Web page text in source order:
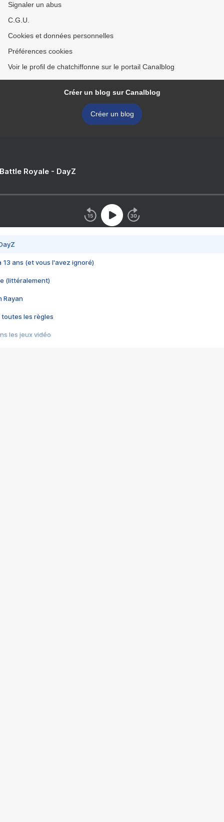
Signaler un abus
C.G.U.
Cookies et données personnelles
Préférences cookies
Voir le profil de chatchiffonne sur le portail Canalblog
Créer un blog sur Canalblog
Créer un blog
Royale - DayZ
13 ans (et vous l'avez ignoré)
(littéralement)
Rayan
toutes les règles
les jeux vidéo